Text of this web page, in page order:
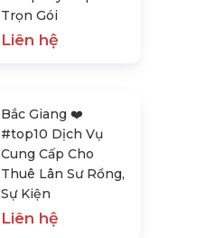
Trọn Gói
Liên hệ
Bắc Giang ❤️️
#top10 Dịch Vụ
Cung Cấp Cho
Thuê Lân Sư Rồng,
Sự Kiện
Liên hệ